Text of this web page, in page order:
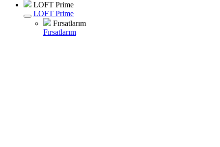
LOFT Prime
LOFT Prime
Fırsatlarım
Fırsatlarım